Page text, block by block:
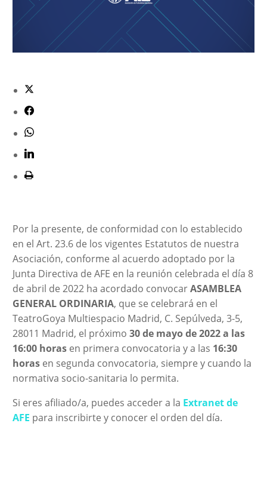
Por la presente, de conformidad con lo establecido
en el Art. 23.6 de los vigentes Estatutos de nuestra
Asociación, conforme al acuerdo adoptado por la
Junta Directiva de AFE en la reunión celebrada el día 8
de abril de 2022 ha acordado convocarASAMBLEA
GENERAL ORDINARIA, que se celebrará en el
TeatroGoya Multiespacio Madrid, C. Sepúlveda, 3-5,
28011 Madrid, el próximo 30 de mayo de 2022 a las
16:00 horasen primera convocatoria y a las 16:30
horas en segunda convocatoria, siempre y cuando la
normativa socio-sanitaria lo permita.
Si eres afiliado/a, puedes acceder a la Extranet de
AFE para inscribirte y conocer el orden del día.